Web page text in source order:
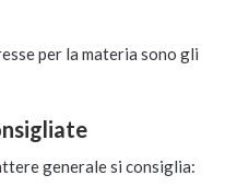
per la materia sono gli
generale si consiglia: